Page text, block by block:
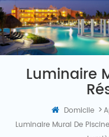
Luminaire
Domicile >
Luminaire Mural De